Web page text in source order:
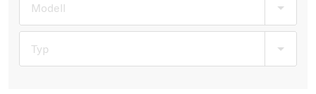
Modell
Typ